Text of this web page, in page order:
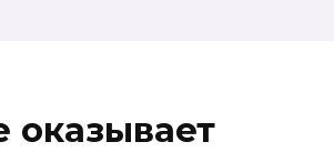
оказывает